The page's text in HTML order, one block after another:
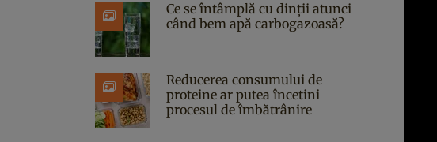
Ce se întâmplă cu dinții atunci
când bem apă carbogazoasă?
Reducerea consumului de
proteine ar putea încetini
procesul de îmbătrânire